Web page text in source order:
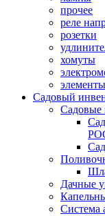
прочее
реле
розетки
хомуты
Садовый
Садовые
Дачные
Система